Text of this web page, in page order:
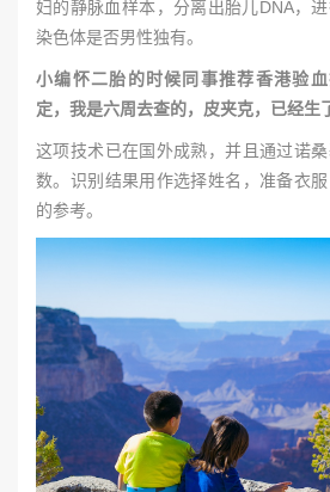
妇的静脉血样本，分离出胎儿DNA，
染色体是否男性独有。
小编怀二胎的时候同事推荐香港验
定，我是六周去查的，皮夹克，已经生
这项技术已在国外成熟，并且通过诺
数。识别结果用作选择姓名，准备衣
的参考。